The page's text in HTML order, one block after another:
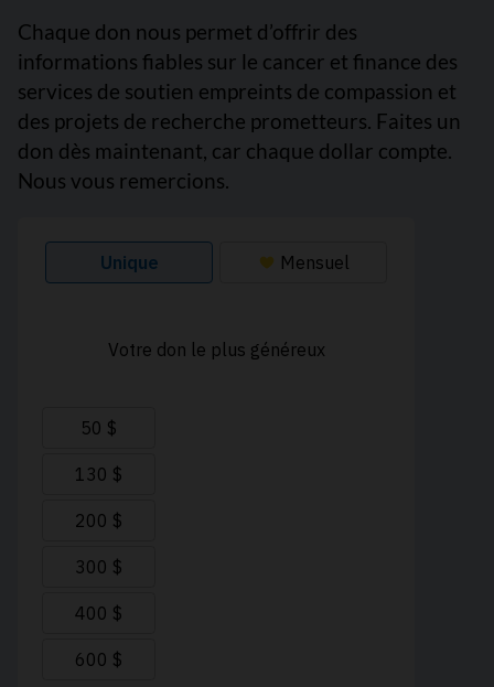
Chaque don nous permet d’offrir des
informations fiables sur le cancer et finance des
services de soutien empreints de compassion et
des projets de recherche prometteurs. Faites un
don dès maintenant, car chaque dollar compte.
Nous vous remercions.